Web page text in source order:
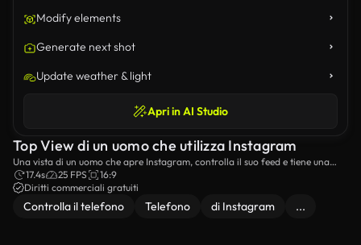
Modify elements
Generate next shot
Update weather & light
Apri in AI Studio
Top View di un uomo che utilizza Instagram
Una vista di un uomo che apre Instagram, controlla il suo feed e tiene una
tazza di caffè nella sua altra mano.
17.4s 25 FPS
16:9
Diritti commerciali gratuiti
Controlla il telefono Telefono di Instagram ...